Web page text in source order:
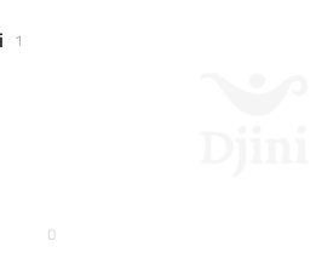
1
0